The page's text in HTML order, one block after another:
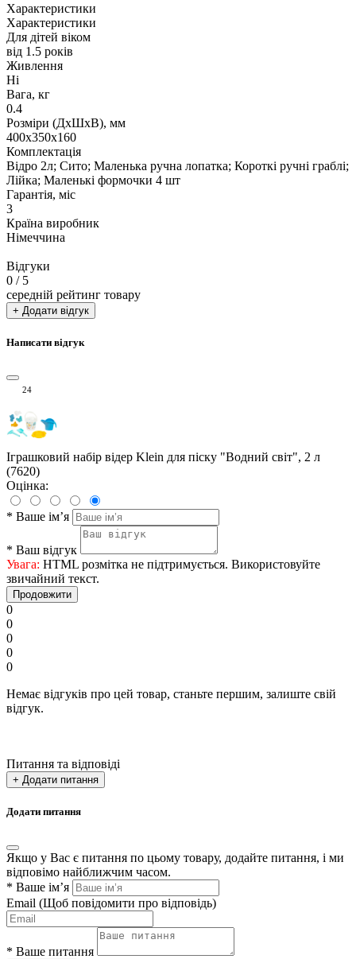
Характеристики
Характеристики
Для дітей віком
від 1.5 років
Живлення
Ні
Вага, кг
0.4
Розміри (ДxШxВ), мм
400х350х160
Комплектація
Відро 2л; Сито; Маленька ручна лопатка; Короткі ручні граблі;
Лійка; Маленькі формочки 4 шт
Гарантія, міс
3
Країна виробник
Німеччина
Відгуки
0 / 5
середній рейтинг товару
+ Додати відгук
Написати відгук
24
Іграшковий набір відер Klein для піску "Водний світ", 2 л
(7620)
Оцінка:
* Ваше ім’я
* Ваш відгук
Увага: HTML розмітка не підтримується. Використовуйте
звичайний текст.
Продовжити
0
0
0
0
0
Немає відгуків про цей товар, станьте першим, залиште свій
відгук.
Питання та відповіді
+ Додати питання
Додати питання
Якщо у Вас є питання по цьому товару, додайте питання, і ми
відповімо найближчим часом.
* Ваше ім’я
Email (Щоб повідомити про відповідь)
* Ваше питання